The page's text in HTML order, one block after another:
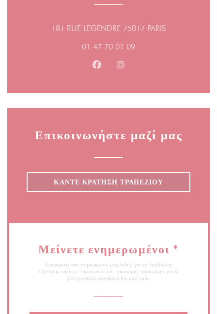
181 RUE LEGENDRE 75017 PARIS((ανοίγει σε
01 47 70 01 09
Facebook ((ανοίγει σε νέο
Instagram ((ανοίγει σε
Επικοινωνήστε μαζί μας
ΚΆΝΤΕ ΚΡΆΤΗΣΗ ΤΡΑΠΕΖΙΟΎ
Μείνετε ενημερωμένοι *
Εγγραφείτε στο ενημερωτικό μας δελτίο για να λαμβάνετε
εξατομικευμένες επικοινωνίες και προσφορές μάρκετινγκ μέσω
ηλεκτρονικού ταχυδρομείου από εμάς.